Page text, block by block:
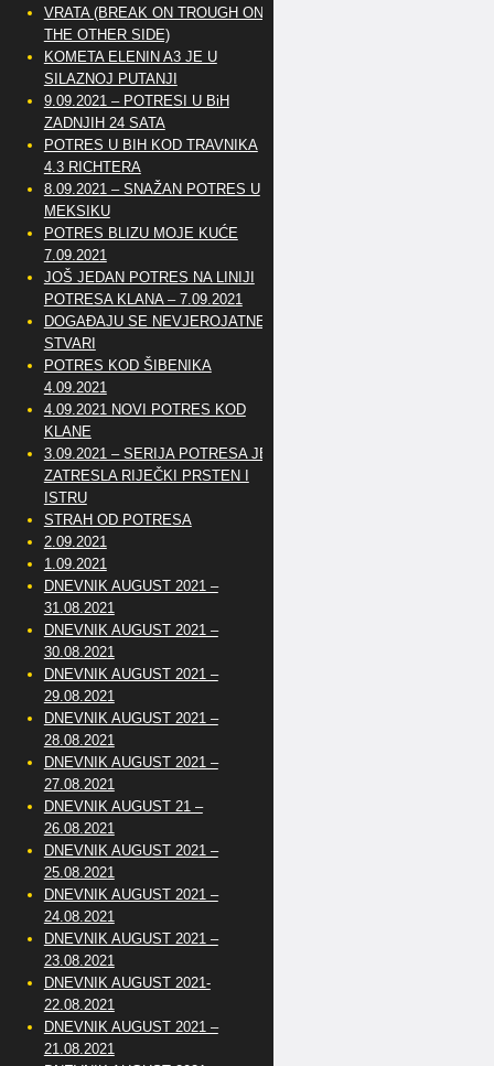
VRATA (BREAK ON TROUGH ON
THE OTHER SIDE)
KOMETA ELENIN A3 JE U
SILAZNOJ PUTANJI
9.09.2021 – POTRESI U BiH
ZADNJIH 24 SATA
POTRES U BIH KOD TRAVNIKA
4.3 RICHTERA
8.09.2021 – SNAŽAN POTRES U
MEKSIKU
POTRES BLIZU MOJE KUĆE
7.09.2021
JOŠ JEDAN POTRES NA LINIJI
POTRESA KLANA – 7.09.2021
DOGAĐAJU SE NEVJEROJATNE
STVARI
POTRES KOD ŠIBENIKA
4.09.2021
4.09.2021 NOVI POTRES KOD
KLANE
3.09.2021 – SERIJA POTRESA JE
ZATRESLA RIJEČKI PRSTEN I
ISTRU
STRAH OD POTRESA
2.09.2021
1.09.2021
DNEVNIK AUGUST 2021 –
31.08.2021
DNEVNIK AUGUST 2021 –
30.08.2021
DNEVNIK AUGUST 2021 –
29.08.2021
DNEVNIK AUGUST 2021 –
28.08.2021
DNEVNIK AUGUST 2021 –
27.08.2021
DNEVNIK AUGUST 21 –
26.08.2021
DNEVNIK AUGUST 2021 –
25.08.2021
DNEVNIK AUGUST 2021 –
24.08.2021
DNEVNIK AUGUST 2021 –
23.08.2021
DNEVNIK AUGUST 2021-
22.08.2021
DNEVNIK AUGUST 2021 –
21.08.2021